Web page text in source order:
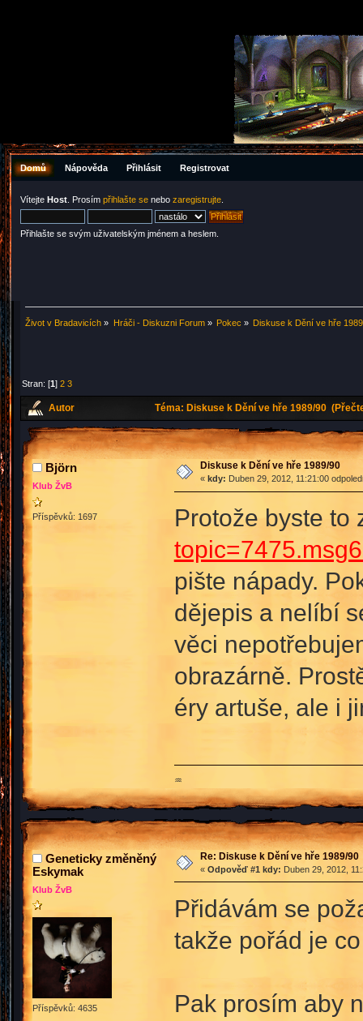
Domů Nápověda Přihlásit Registrovat
Vítejte Host . Prosím přihlašte se nebo zaregistrujte
Přihlašte se svým uživatelským jménem a heslem.
Život v Bradavicích » Hráči - Diskuzni Forum» Pokec » Diskuse k Dění ve hře
Stran: [1]2 3
Autor Téma: Diskuse k Dění ve hře 1989/90
Björn
Klub ŽvB
Příspěvků: 1697
Diskuse k Dění ve hře 1989/90
« kdy: Duben 29, 2012, 11:21:00
Protože byste to
pište nápady.
dějepis a nelíbí
věci
obrazárně.
éry artuše, ale i
♒
Geneticky změněný
Eskymak
Klub ŽvB
Příspěvků: 4635
Re: Diskuse k Dění ve hře 1989/90
« Odpověď #1 kdy: Duben 29, 2012,
Přidávám se
takže pořád je
Pak prosím aby